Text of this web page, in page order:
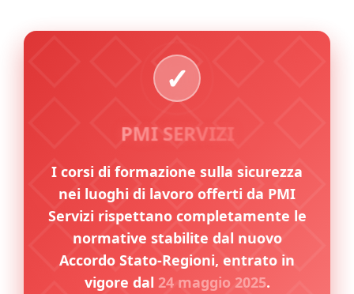
PMI SERVIZI
I corsi di formazione sulla sicurezza
nei luoghi di lavoro offerti da PMI
Servizi rispettano completamente le
normative stabilite dal nuovo
Accordo Stato-Regioni, entrato in
vigore dal 24 maggio 2025.